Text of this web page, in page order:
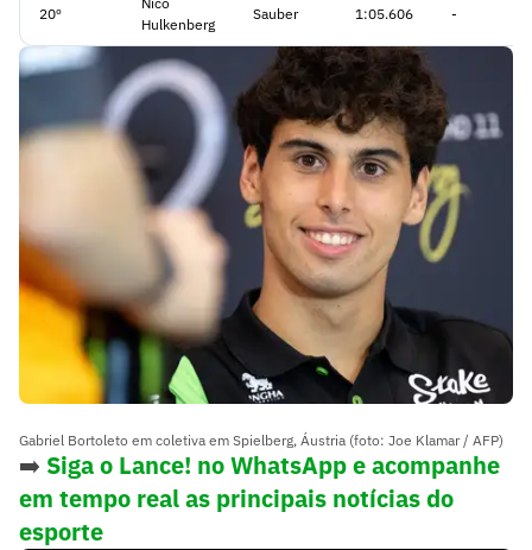
20º
Hulkenberg
Sauber 1:05.606 -
Gabriel Bortoleto em coletiva em Spielberg, Áustria (foto: Joe Klamar / AFP)
➡️ Siga o Lance! no WhatsApp e acompanhe
em tempo real as principais notícias do
esporte